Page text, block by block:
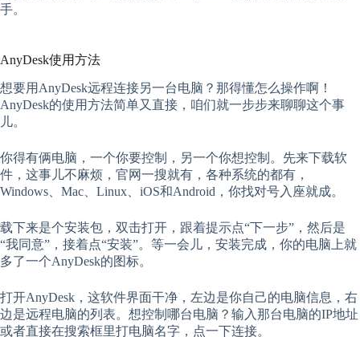
手。
AnyDesk使用方法
想要用AnyDesk远程连接另一台电脑？那得懂怎么操作啊！
AnyDesk的使用方法简单又直接，咱们就一步步来聊聊这个事
儿。
你得有俩电脑，一个你要控制，另一个你想控制。先来下载软
件，这事儿不麻烦，官网一搜就有，各种系统的都有，
Windows、Mac、Linux、iOS和Android，你找对号入座就成。
载下来是个安装包，双击打开，跟着提示点“下一步”，然后是
“我同意”，接着点“安装”。等一会儿，安装完成，你的电脑上就
多了一个AnyDesk的图标。
打开AnyDesk，这软件界面干净，左边是你自己的电脑信息，右
边是远程电脑的列表。想控制哪台电脑？输入那台电脑的IP地址
或者直接在搜索框里打电脑名字，点一下连接。